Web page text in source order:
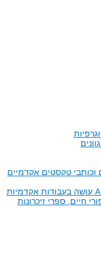
טקסטים אקדמיים
חיים, ספרי זיכרונות